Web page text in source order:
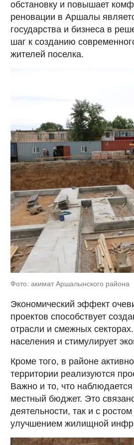
обстановку и повышает
реновации в Аршалы
государства и бизнеса в
шаг к созданию
жителей поселка.
Фото: акимат Аршалынского района
Экономический эффект
проектов способствует
отрасли и смежных
населения и стимулирует
Кроме того, в районе
территории реализуются
Важно и то, что
местный бюджет. Это
деятельности, так и с
улучшением жилищной